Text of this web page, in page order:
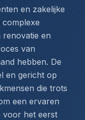
en zakelijke
complexe
en
van
hebben. De
en gericht op
die trots
een ervaren
voor het eerst